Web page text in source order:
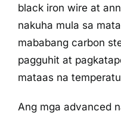
black iron wire at
nakuha mula sa
mababang carbon
pagguhit at
mataas na
Ang mga advanced